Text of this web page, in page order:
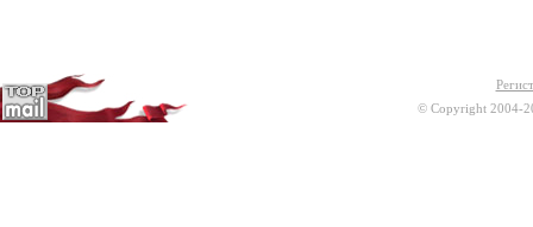
© Copyright 2004-